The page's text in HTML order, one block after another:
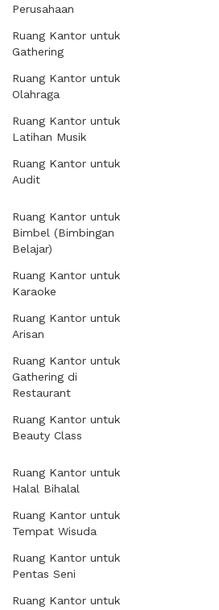
Perusahaan
Ruang Kantor untuk
Gathering
Ruang Kantor untuk
Olahraga
Ruang Kantor untuk
Latihan Musik
Ruang Kantor untuk
Audit
Ruang Kantor untuk
Bimbel (Bimbingan
Belajar)
Ruang Kantor untuk
Karaoke
Ruang Kantor untuk
Arisan
Ruang Kantor untuk
Gathering di
Restaurant
Ruang Kantor untuk
Beauty Class
Ruang Kantor untuk
Halal Bihalal
Ruang Kantor untuk
Tempat Wisuda
Ruang Kantor untuk
Pentas Seni
Ruang Kantor untuk